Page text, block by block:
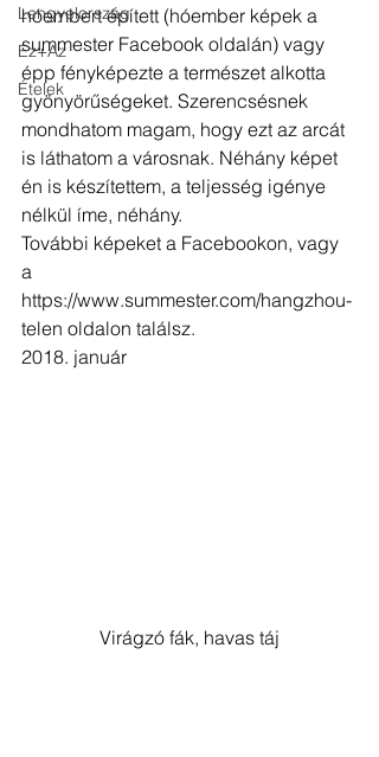
Lengyelország
Ez+Az
Ételek
hóembert épített (hóember képek a
summester Facebook oldalán) vagy
épp fényképezte a természet alkotta
gyönyörűségeket. Szerencsésnek
mondhatom magam, hogy ezt az arcát
is láthatom a városnak. Néhány képet
én is készítettem, a teljesség igénye
nélkül íme, néhány.
További képeket a Facebookon, vagy
a
https://www.summester.com/hangzhou-
telen oldalon találsz.
2018. január
Virágzó fák, havas táj